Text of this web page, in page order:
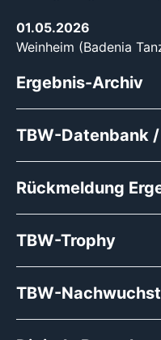
01.05.2026
Weinheim (Badenia
Ergebnis-Archiv
TBW-Datenbank /
Rückmeldung
TBW-Trophy
TBW-